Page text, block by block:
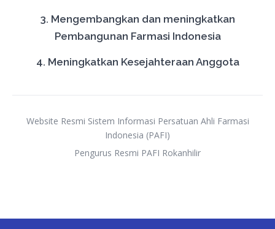
3. Mengembangkan dan meningkatkan
Pembangunan Farmasi Indonesia
4. Meningkatkan Kesejahteraan Anggota
Website Resmi Sistem Informasi Persatuan Ahli Farmasi
Indonesia (PAFI)
Pengurus Resmi PAFI Rokanhilir